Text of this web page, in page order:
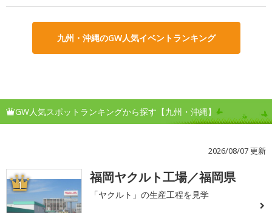
九州・沖縄のGW人気イベントランキング
GW人気スポットランキングから探す【九州・沖縄】
2026/08/07 更新
1 福岡ヤクルト工場／福岡県
「ヤクルト」の生産工程を見学